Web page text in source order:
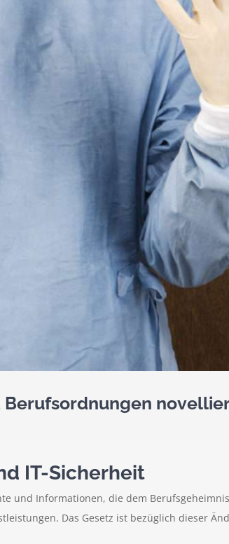
IT-Sicherheit
und Informationen, die dem Berufsgeheimnis
Das Gesetz ist bezüglich dieser